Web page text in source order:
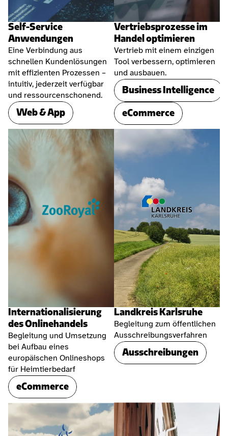
Self-Service
Anwendungen
Eine Verbindung aus
schnellen Kundenlösungen
mit effizienten Prozessen –
intuitiv, jederzeit verfügbar
und ressourcenschonend.
Web & App
Vertriebsprozesse im
Handel optimieren
Vertrieb mit einem einzigen
Tool verbessern, optimieren
und ausbauen.
Business Intelligence
eCommerce
Internationalisierung
des Onlinehandels
Begleitung und Umsetzung
bei Aufbau eines
europäischen Onlineshops
für Heimtierbedarf
eCommerce
Landkreis Karlsruhe
Begleitung zum öffentlichen
Ausschreibungsverfahren
Ausschreibungen